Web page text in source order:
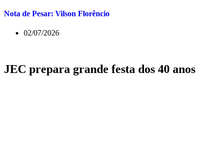
Nota de Pesar: Vilson Florêncio
02/07/2026
JEC prepara grande festa dos 40 anos